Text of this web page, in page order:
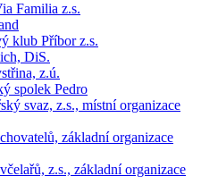
Familia z.s.
klub Příbor z.s.
DiS.
z.ú.
spolek Pedro
svaz, z.s., místní organizace
základní organizace
z.s., základní organizace